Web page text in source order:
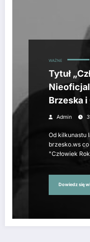
WAŻNE
Tytuł
Brzeska i
Admin
Od kilkunastu
brzesko.ws
"Człowiek
Dowiedz się